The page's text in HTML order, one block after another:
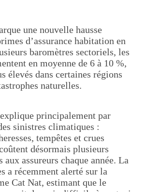
une nouvelle hausse
d’assurance habitation en
baromètres sectoriels, les
en moyenne de 6 à 10 %,
élevés dans certaines régions
naturelles.
principalement par
sinistres climatiques :
tempêtes et crues
désormais plusieurs
assureurs chaque année. La
a récemment alerté sur la
Cat Nat, estimant que le